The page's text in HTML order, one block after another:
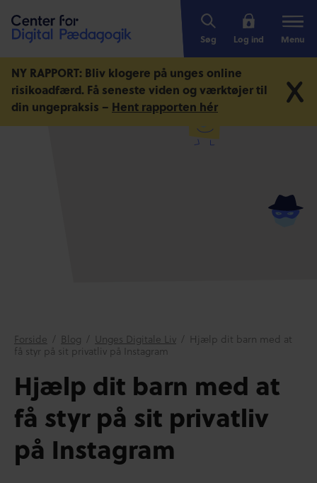
Søg Log ind Menu
NY RAPPORT: Bliv klogere på unges online
risikoadfærd. Få seneste viden og værktøjer til
din ungepraksis – Hent rapporten hér
Forside / Blog / Unges Digitale Liv / Hjælp dit barn med at
få styr på sit privatliv på Instagram
Hjælp dit barn med at
få styr på sit privatliv
på Instagram